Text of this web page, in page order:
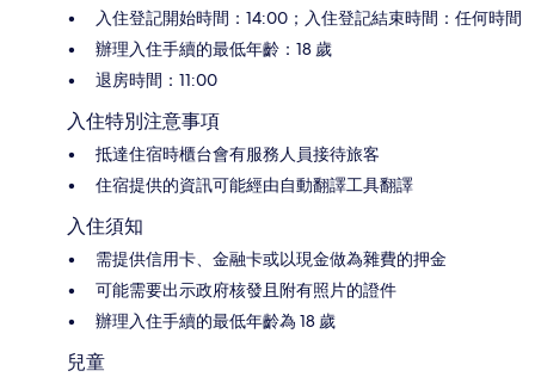
入住登記開始時間：14:00；入住登記結束時間：任何時間
辦理入住手續的最低年齡：18 歲
退房時間：11:00
入住特別注意事項
抵達住宿時櫃台會有服務人員接待旅客
住宿提供的資訊可能經由自動翻譯工具翻譯
入住須知
需提供信用卡、金融卡或以現金做為雜費的押金
可能需要出示政府核發且附有照片的證件
辦理入住手續的最低年齡為 18 歲
兒童